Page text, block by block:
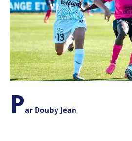
Par Douby Jean